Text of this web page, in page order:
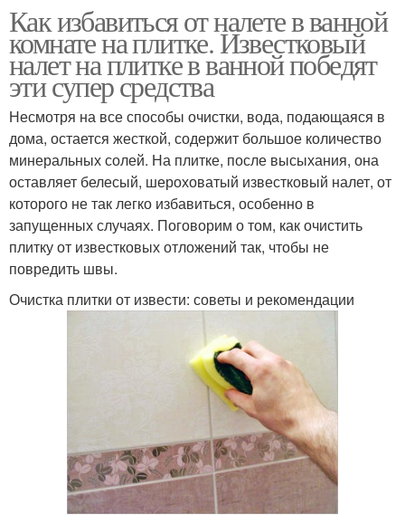
Как избавиться от налете в ванной
комнате на плитке. Известковый
налет на плитке в ванной победят
эти супер средства
Несмотря на все способы очистки, вода, подающаяся в
дома, остается жесткой, содержит большое количество
минеральных солей. На плитке, после высыхания, она
оставляет белесый, шероховатый известковый налет, от
которого не так легко избавиться, особенно в
запущенных случаях. Поговорим о том, как очистить
плитку от известковых отложений так, чтобы не
повредить швы.
Очистка плитки от извести: советы и рекомендации